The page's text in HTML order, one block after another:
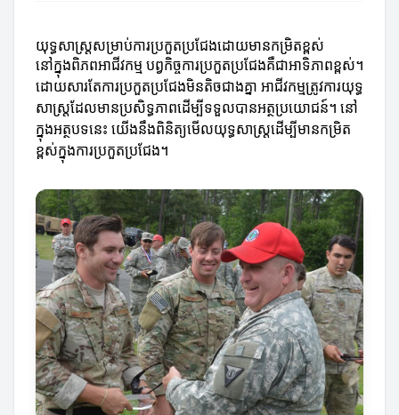
យុទ្ធសាស្ត្រ​សម្រាប់ការប្រកួតប្រជែង​ដោយមានកម្រិតខ្ពស់
នៅក្នុងពិភពអាជីវកម្ម បព្វកិច្ចការប្រកួតប្រជែងគឺជាអាទិភាពខ្ពស់។
ដោយសារតែការប្រកួតប្រជែងមិនតិចជាងគ្នា អាជីវកម្មត្រូវការយុទ្ធ
សាស្ត្រដែលមានប្រសិទ្ធភាពដើម្បីទទួលបានអត្ថប្រយោជន៍។ នៅ
ក្នុងអត្ថបទនេះ យើងនឹងពិនិត្យមើលយុទ្ធសាស្ត្រដើម្បីមានកម្រិត
ខ្ពស់ក្នុងការប្រកួតប្រជែង។